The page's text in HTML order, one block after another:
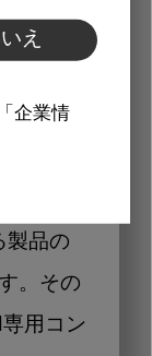
え
企業情
製品の
。その
用コン